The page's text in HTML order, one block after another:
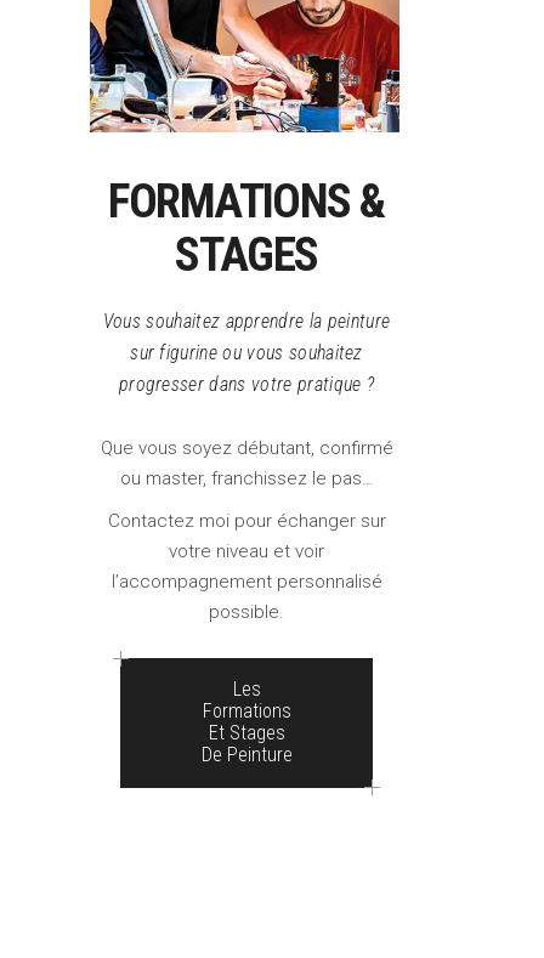
FORMATIONS &
STAGES
Vous souhaitez apprendre la peinture
sur figurine ou vous souhaitez
progresser dans votre pratique ?
Que vous soyez débutant, confirmé
ou master, franchissez le pas…
Contactez moi pour échanger sur
votre niveau et voir
l’accompagnement personnalisé
possible.
Les
Formations
Et Stages
De Peinture